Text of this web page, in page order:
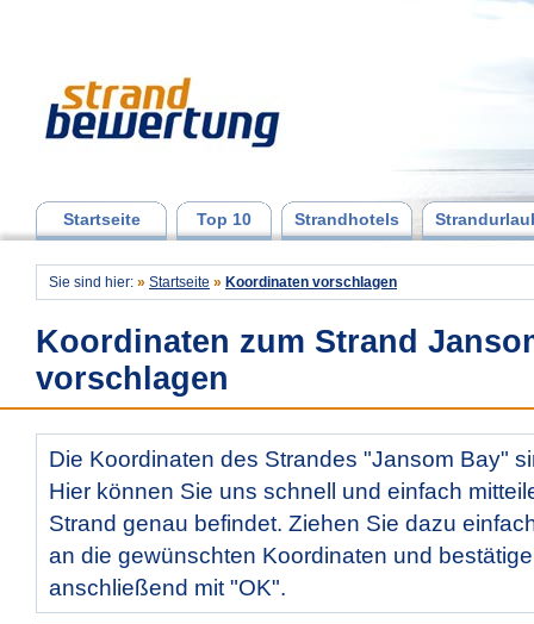
Startseite Top 10 Strandhotels
Sie sind hier: » Startseite » Koordinaten vorschlagen
Koordinaten zum Strand
vorschlagen
Die Koordinaten des Strandes "Jansom Bay"
Hier können Sie uns schnell und einfach
Strand genau befindet. Ziehen Sie dazu
an die gewünschten Koordinaten und
anschließend mit "OK".